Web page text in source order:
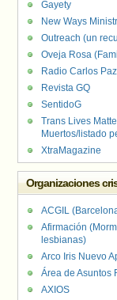
Gayety
New Ways
Outreach (un
Oveja Rosa
Radio Carlos Paz
Revista GQ
SentidoG
Trans Lives
Muertos/listado
XtraMagazine
Organizaciones
ACGIL
Afirmación
lesbianas)
Arco Iris Nuevo
Área de Asuntos
AXIOS